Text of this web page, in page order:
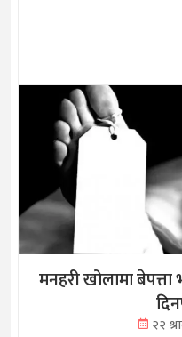
मनहरी खोलामा
२२